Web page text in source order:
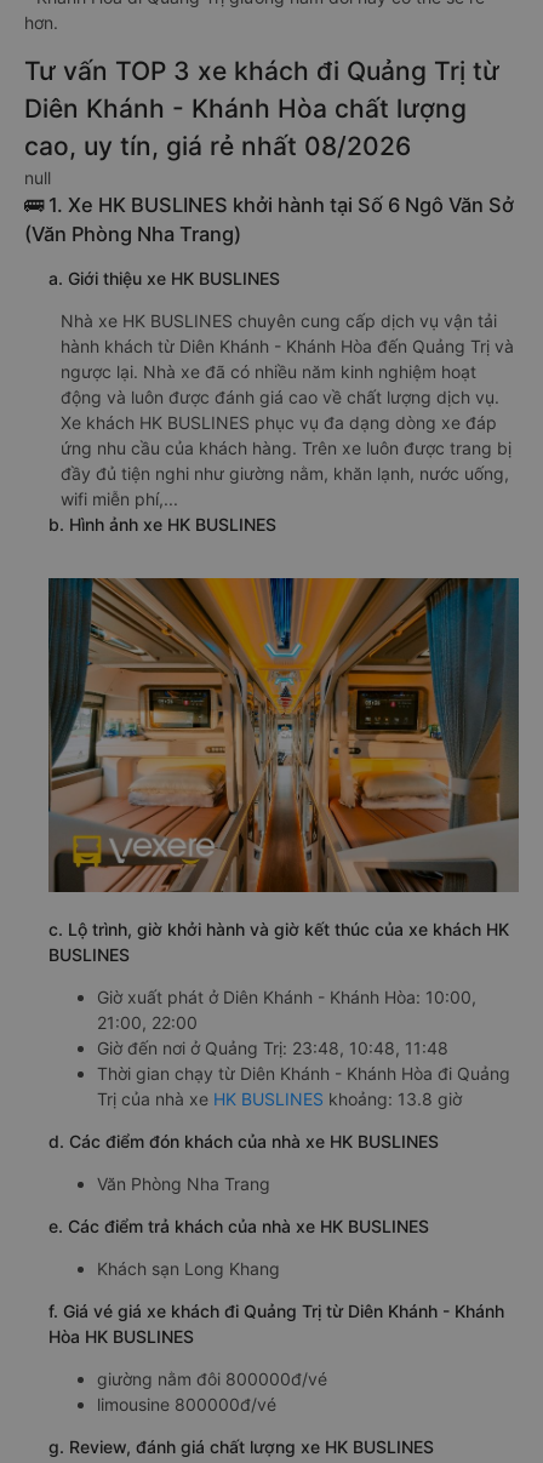
hơn.
Tư vấn TOP 3 xe khách đi Quảng Trị từ
Diên Khánh - Khánh Hòa chất lượng
cao, uy tín, giá rẻ nhất 08/2026
null
🚌 1. Xe HK BUSLINES khởi hành tại Số 6 Ngô Văn Sở
(Văn Phòng Nha Trang)
a. Giới thiệu xe HK BUSLINES
Nhà xe HK BUSLINES chuyên cung cấp dịch vụ vận tải
hành khách từ Diên Khánh - Khánh Hòa đến Quảng Trị và
ngược lại. Nhà xe đã có nhiều năm kinh nghiệm hoạt
động và luôn được đánh giá cao về chất lượng dịch vụ.
Xe khách HK BUSLINES phục vụ đa dạng dòng xe đáp
ứng nhu cầu của khách hàng. Trên xe luôn được trang bị
đầy đủ tiện nghi như giường nằm, khăn lạnh, nước uống,
wifi miễn phí,...
b. Hình ảnh xe HK BUSLINES
c. Lộ trình, giờ khởi hành và giờ kết thúc của xe khách HK
BUSLINES
Giờ xuất phát ở Diên Khánh - Khánh Hòa: 10:00,
21:00, 22:00
Giờ đến nơi ở Quảng Trị: 23:48, 10:48, 11:48
Thời gian chạy từ Diên Khánh - Khánh Hòa đi Quảng
Trị của nhà xe HK BUSLINES khoảng: 13.8 giờ
d. Các điểm đón khách của nhà xe HK BUSLINES
Văn Phòng Nha Trang
e. Các điểm trả khách của nhà xe HK BUSLINES
Khách sạn Long Khang
f. Giá vé giá xe khách đi Quảng Trị từ Diên Khánh - Khánh
Hòa HK BUSLINES
giường nằm đôi 800000đ/vé
limousine 800000đ/vé
g. Review, đánh giá chất lượng xe HK BUSLINES